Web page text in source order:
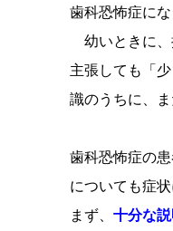
歯科恐怖症にな
幼いときに
主張しても「
識のうちに、
歯科恐怖症の
についても症
まず、 十分な